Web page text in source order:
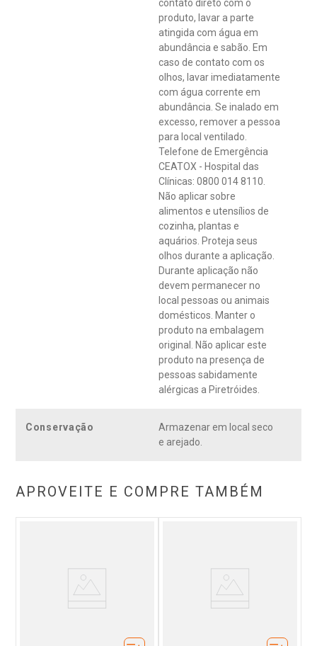
contato direto com o
produto, lavar a parte
atingida com água em
abundância e sabão. Em
caso de contato com os
olhos, lavar imediatamente
com água corrente em
abundância. Se inalado em
excesso, remover a pessoa
para local ventilado.
Telefone de Emergência
CEATOX - Hospital das
Clínicas: 0800 014 8110.
Não aplicar sobre
alimentos e utensílios de
cozinha, plantas e
aquários. Proteja seus
olhos durante a aplicação.
Durante aplicação não
devem permanecer no
local pessoas ou animais
domésticos. Manter o
produto na embalagem
original. Não aplicar este
produto na presença de
pessoas sabidamente
alérgicas a Piretróides.
Conservação
Armazenar em local seco
e arejado.
APROVEITE E COMPRE TAMBÉM